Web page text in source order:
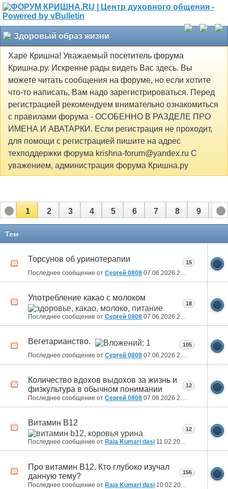
Здоровый образ жизни
Харе Кришна! Уважаемый посетитель форума
Кришна.ру. Искренне рады видеть Вас здесь. Вы
можете читать сообщения на форуме, но если хотите
что-то написать, Вам надо зарегистрироваться. Перед
регистрацией рекомендуем внимательно ознакомиться
с правилами форума - ОСОБЕННО В РАЗДЕЛЕ ПРО
ИМЕНА И АВАТАРКИ. Если регистрация не проходит,
для помощи с регистрацией пишите на адрес
техподдержки форума krishna-forum@yandex.ru С
уважением, администрация форума Кришна.ру
1 2 3 4 5 6 7 8 9 10
Тем
Торсунов об уринотерапии
Последнее сообщение от Сергей 0808 07.06.2026 20:36
15
Употребление какао с молоком
Последнее сообщение от Сергей 0808 07.06.2026 20:32
18
Вегетарианство.
Последнее сообщение от Сергей 0808 07.06.2026 20:24
105
Количество вдохов выдохов за жизнь и
физкультура в обычном понимании
Последнее сообщение от Сергей 0808 07.06.2026 20:20
12
Витамин B12
Последнее сообщение от Raja Kumari dasi 11.02.2025
12
Про витамин В12. Кто глубоко изучал
данную тему?
Последнее сообщение от Raja Kumari dasi 10.02.2025
156